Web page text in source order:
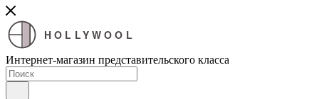
HOLLYWOOL
Интернет-магазин представительского класса